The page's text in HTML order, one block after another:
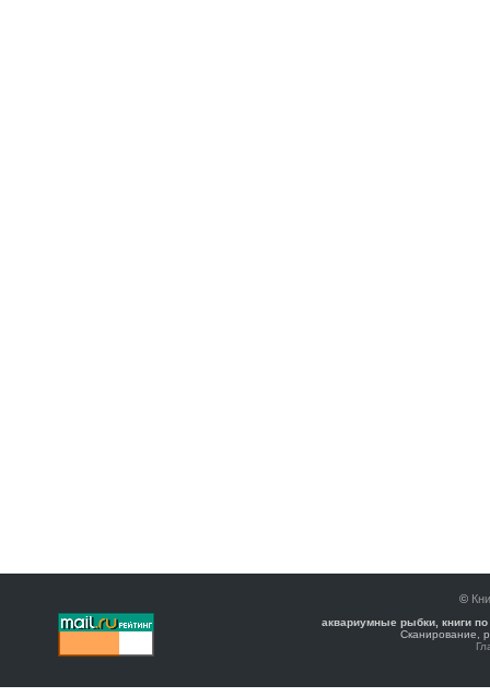
©
аквариумные рыбки, книги
Сканирование,